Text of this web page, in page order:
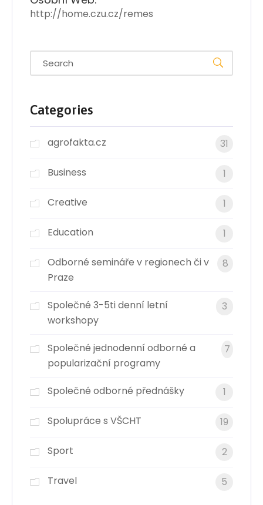
http://home.czu.cz/remes
Categories
agrofakta.cz 31
Business 1
Creative 1
Education 1
Odborné semináře v regionech či v
Praze
8
Společné 3-5ti denní letní
workshopy
3
Společné jednodenní odborné a
popularizační programy
7
Společné odborné přednášky 1
Spolupráce s VŠCHT 19
Sport 2
Travel 5